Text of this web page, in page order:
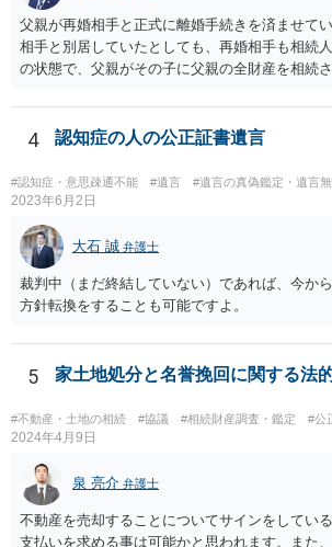
父親が再婚相手と正式に離婚手続きを済ませて
相手と別居していたとしても、再婚相手も相
の状態で、父親がその子に父親の全財産を相続
が、再婚相手の遺留分を侵害しているため、再
（子）に対して遺留分侵害額請求権が行使され
お悩みのようであれば、問題の当事者である
の地域等の弁護士に直接相談してみるのが望ま
【参考】民法 （遺留分侵害額の請求） 第千四
びその承継人は、受遺者（特定財産承継遺言に
相続分の指定を受けた相続人を含む。以下この
は受贈者に対し、遺留分侵害額に相当する金銭
ができる。
4 認知症の人の公正証書遺言
#認知症・意思疎通不能 #遺言 #遺言の真偽鑑定・遺言
2023年6月2日
大石 誠 弁護士
裁判中（まだ終結していない）であれば、今か
方針転換をすることも可能ですよ。
5 家土地処分と名誉挽回に関する法
#不動産・土地の相続 #協議 #相続財産調査・鑑定 #公
2024年4月9日
泉 亮介 弁護士
不動産を売却することについてサインをしてい
支払いを求める事は可能かと思われます。また